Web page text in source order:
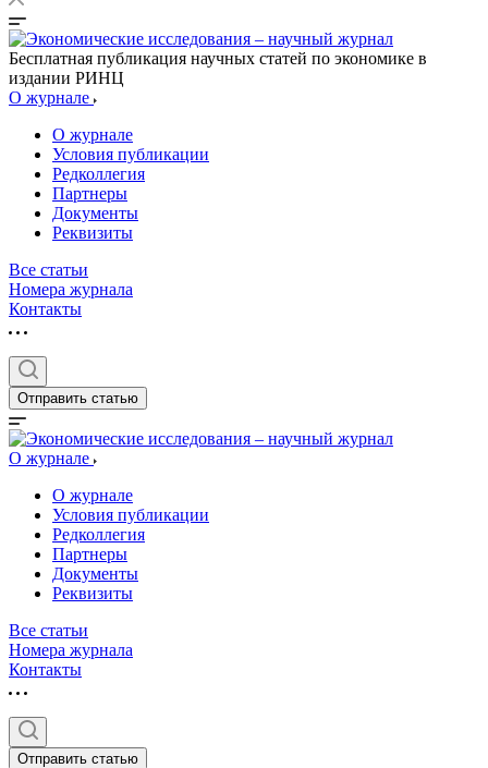
Бесплатная публикация научных статей по экономике в
издании РИНЦ
О журнале
О журнале
Условия публикации
Редколлегия
Партнеры
Документы
Реквизиты
Все статьи
Номера журнала
Контакты
Отправить статью
О журнале
О журнале
Условия публикации
Редколлегия
Партнеры
Документы
Реквизиты
Все статьи
Номера журнала
Контакты
Отправить статью